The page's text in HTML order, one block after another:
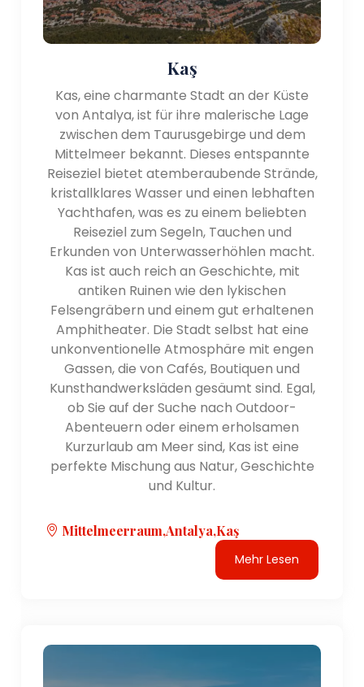
Kaş
Kas, eine charmante Stadt an der Küste
von Antalya, ist für ihre malerische Lage
zwischen dem Taurusgebirge und dem
Mittelmeer bekannt. Dieses entspannte
Reiseziel bietet atemberaubende Strände,
kristallklares Wasser und einen lebhaften
Yachthafen, was es zu einem beliebten
Reiseziel zum Segeln, Tauchen und
Erkunden von Unterwasserhöhlen macht.
Kas ist auch reich an Geschichte, mit
antiken Ruinen wie den lykischen
Felsengräbern und einem gut erhaltenen
Amphitheater. Die Stadt selbst hat eine
unkonventionelle Atmosphäre mit engen
Gassen, die von Cafés, Boutiquen und
Kunsthandwerksläden gesäumt sind. Egal,
ob Sie auf der Suche nach Outdoor-
Abenteuern oder einem erholsamen
Kurzurlaub am Meer sind, Kas ist eine
perfekte Mischung aus Natur, Geschichte
und Kultur.
Mittelmeerraum,Antalya,Kaş
Mehr Lesen